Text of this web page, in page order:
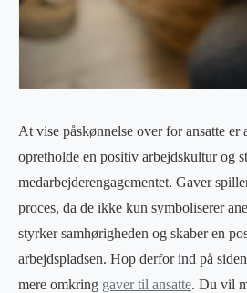
At vise påskønnelse over for ansatte er
opretholde en positiv arbejdskultur og
medarbejderengagementet. Gaver
proces, da de ikke kun symboliserer
styrker samhørigheden og skaber en
arbejdspladsen. Hop derfor ind på
mere omkring gaver til ansatte. Du vil